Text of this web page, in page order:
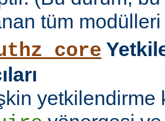
tüm
yetkilendirme